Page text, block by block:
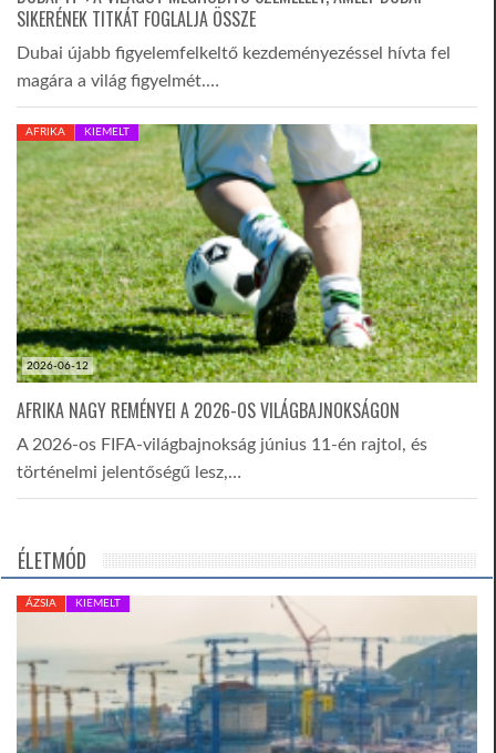
SIKERÉNEK TITKÁT FOGLALJA ÖSSZE
Dubai újabb figyelemfelkeltő kezdeményezéssel hívta fel
magára a világ figyelmét.…
2026-06-12
AFRIKA KIEMELT
AFRIKA NAGY REMÉNYEI A 2026-OS VILÁGBAJNOKSÁGON
A 2026-os FIFA-világbajnokság június 11-én rajtol, és
történelmi jelentőségű lesz,…
ÉLETMÓD
ÁZSIA KIEMELT